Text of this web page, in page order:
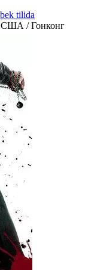
tilida
США / Гонконг